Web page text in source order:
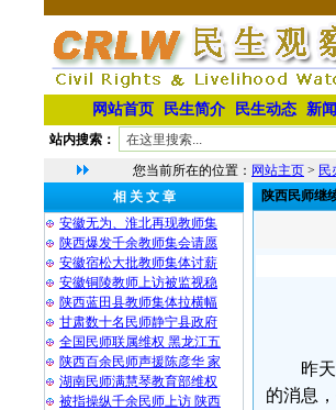
网站首页 民生简介 民生动态 新
站内搜索：
您当前所在的位置： 网站主页 > 民
相 关 文 章
安徽无为、淮北再现教师集
陕西爆发千余教师集会请愿
安徽宿松大批教师集体讨薪
安徽铜陵教师上访被监视稳
陕西蓝田县教师集体拉横幅
甘肃数十名民师静宁县政府
全国民师联属维权 黑龙江五
陕西百余民师声援陈彦华 家
湖南民师满慧琴教育部维权
被指操纵千余民师上访 陕西
陕西民师继
昨
的消息